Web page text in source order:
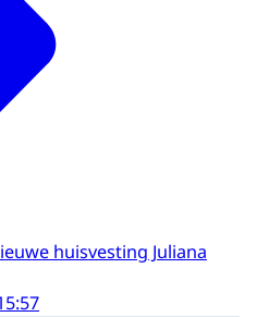
huisvesting Juliana